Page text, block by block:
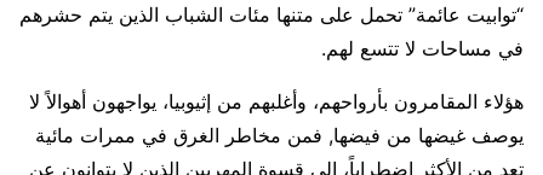
“توابيت عائمة” تحمل على متنها مئات الشباب الذين يتم حشرهم
في مساحات لا تتسع لهم.
هؤلاء المقامرون بأرواحهم، وأغلبهم من إثيوبيا، يواجهون أهوالاً لا
يوصف غيضها من فيضها, فمن مخاطر الغرق في ممرات مائية
تعد من الأكثر اضطراباً، إلى قسوة المهربين الذين لا يتوانون عن